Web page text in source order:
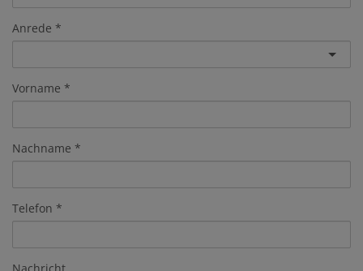
Anrede
Vorname
Nachname
Telefon